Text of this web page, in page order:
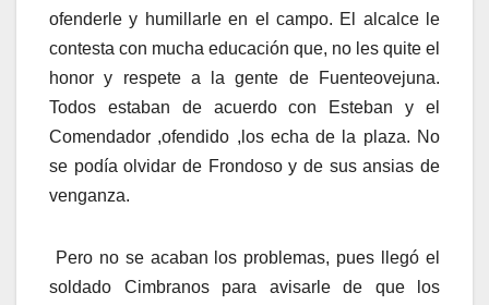
ofenderle y humillarle en el campo. El alcalce le
contesta con mucha educación que, no les quite el
honor y respete a la gente de Fuenteovejuna.
Todos estaban de acuerdo con Esteban y el
Comendador ,ofendido ,los echa de la plaza. No
se podía olvidar de Frondoso y de sus ansias de
venganza.
Pero no se acaban los problemas, pues llegó el
soldado Cimbranos para avisarle de que los